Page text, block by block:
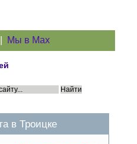
Мы в Max
в Троицке